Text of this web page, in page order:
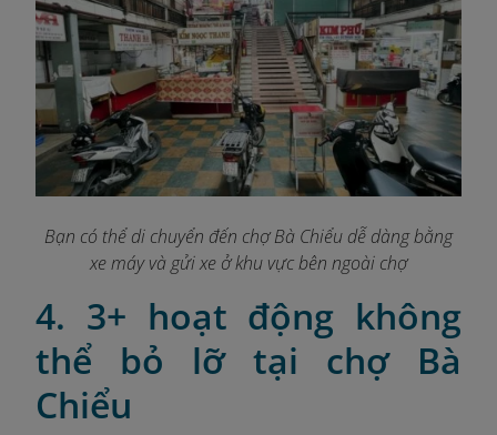
Bạn có thể di chuyển đến chợ Bà Chiểu dễ dàng bằng
xe máy và gửi xe ở khu vực bên ngoài chợ
4. 3+ hoạt động không
thể bỏ lỡ tại chợ Bà
Chiểu